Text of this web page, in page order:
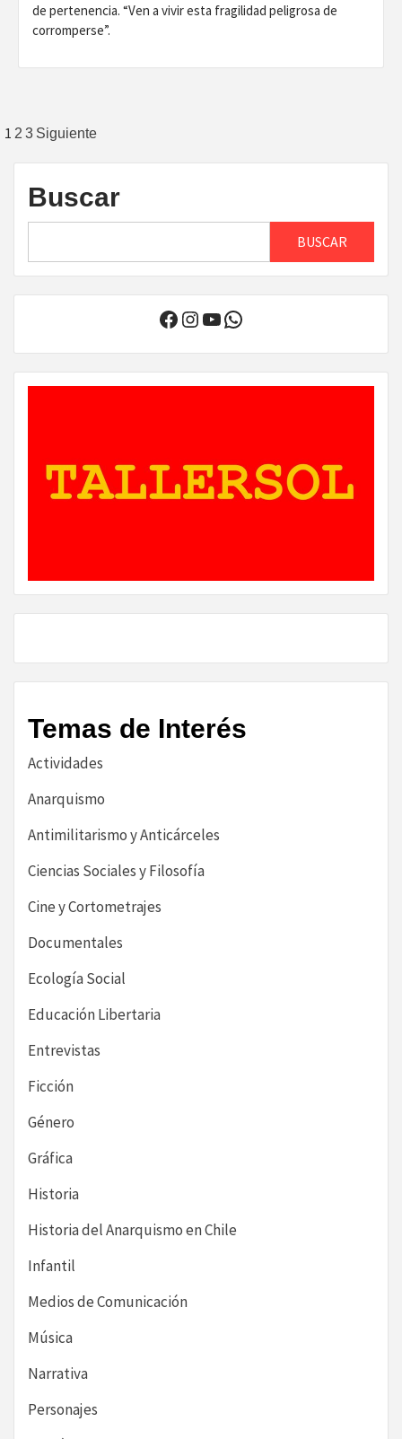
de pertenencia. “Ven a vivir esta fragilidad peligrosa de
corromperse”.
Paginación
de
entradas
1 2 3 Siguiente
Buscar
BUSCAR
Facebook
Instagram
YouTube
WhatsApp
Temas de Interés
Actividades
Anarquismo
Antimilitarismo y Anticárceles
Ciencias Sociales y Filosofía
Cine y Cortometrajes
Documentales
Ecología Social
Educación Libertaria
Entrevistas
Ficción
Género
Gráfica
Historia
Historia del Anarquismo en Chile
Infantil
Medios de Comunicación
Música
Narrativa
Personajes